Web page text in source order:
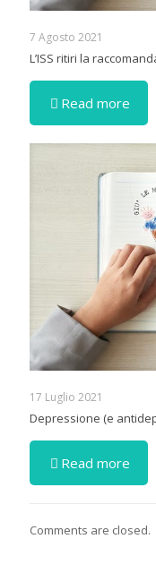
7 Agosto 2021
L’ISS ritiri la
Read more
17 Luglio 2021
Depressione (e
Read more
Comments are closed.